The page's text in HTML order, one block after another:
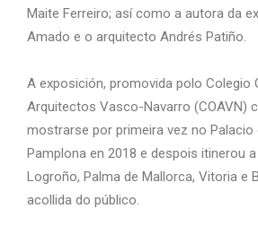
Maite Ferreiro; así como a autora da
Amado e o arquitecto Andrés Patiño.
A exposición, promovida polo Colegio
Arquitectos Vasco-Navarro (COAVN)
mostrarse por primeira vez no Palacio
Pamplona en 2018 e despois itinerou
Logroño, Palma de Mallorca, Vitoria e
acollida do público.